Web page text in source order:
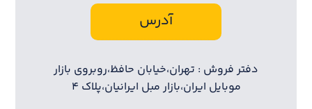
آدرس
دفتر فروش : تهران،خیابان حافظ،روبروی بازار
موبایل ایران،بازار مبل ایرانیان،پلاک ۴